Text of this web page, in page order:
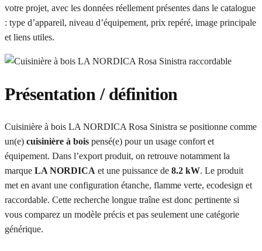
votre projet, avec les données réellement présentes dans le catalogue
: type d’appareil, niveau d’équipement, prix repéré, image principale
et liens utiles.
Présentation / définition
Cuisinière à bois LA NORDICA Rosa Sinistra se positionne comme
un(e) cuisinière à bois pensé(e) pour un usage confort et
équipement. Dans l’export produit, on retrouve notamment la
marque LA NORDICA et une puissance de 8.2 kW. Le produit
met en avant une configuration étanche, flamme verte, ecodesign et
raccordable. Cette recherche longue traîne est donc pertinente si
vous comparez un modèle précis et pas seulement une catégorie
générique.